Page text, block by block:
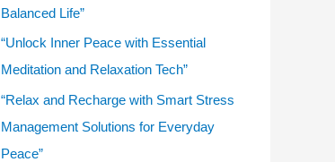
Balanced Life”
“Unlock Inner Peace with Essential
Meditation and Relaxation Tech”
“Relax and Recharge with Smart Stress
Management Solutions for Everyday
Peace”